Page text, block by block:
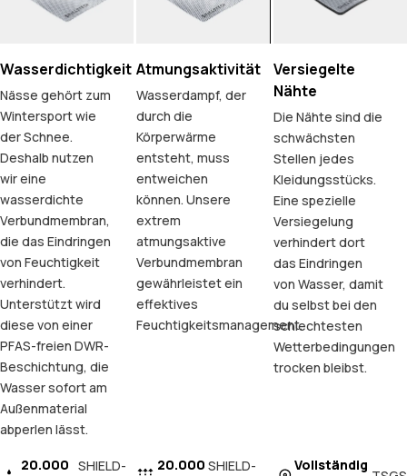
Wasserdichtigkeit
Nässe gehört zum
Wintersport wie
der Schnee.
Deshalb nutzen
wir eine
wasserdichte
Verbundmembran,
die das Eindringen
von Feuchtigkeit
verhindert.
Unterstützt wird
diese von einer
PFAS-freien DWR-
Beschichtung, die
Wasser sofort am
Außenmaterial
abperlen lässt.
20.000 SHIELD-
Atmungsaktivität
Wasserdampf, der
durch die
Körperwärme
entsteht, muss
entweichen
können. Unsere
extrem
atmungsaktive
Verbundmembran
gewährleistet ein
effektives
Feuchtigkeitsmanagement.
20.000 SHIELD-
Versiegelte
Nähte
Die Nähte sind die
schwächsten
Stellen jedes
Kleidungsstücks.
Eine spezielle
Versiegelung
verhindert dort
das Eindringen
von Wasser, damit
du selbst bei den
schlechtesten
Wetterbedingungen
trocken bleibst.
Vollständig